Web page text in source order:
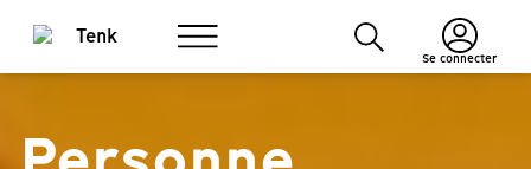
Se connecter